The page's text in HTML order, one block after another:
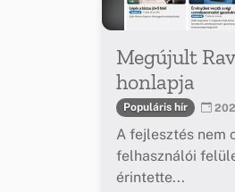
Megújult
honlapja
Populáris hír
A fejlesztés nem
felhasználói
érintette...